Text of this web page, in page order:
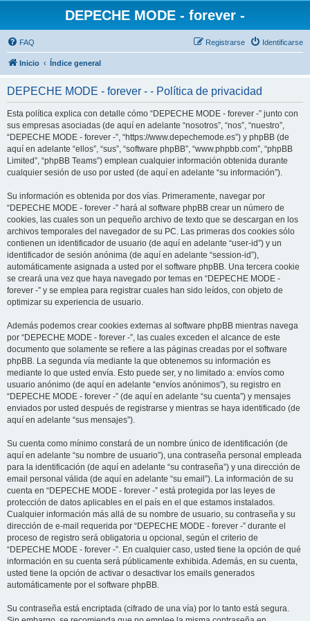
DEPECHE MODE - forever -
FAQ Identificarse
Registrarse
Inicio Índice general
DEPECHE MODE - forever - - Política de privacidad
Esta política explica con detalle cómo “DEPECHE MODE - forever -” junto con
sus empresas asociadas (de aquí en adelante “nosotros”, “nos”, “nuestro”,
“DEPECHE MODE - forever -”, “https://www.depechemode.es”) y phpBB (de
aquí en adelante “ellos”, “sus”, “software phpBB”, “www.phpbb.com”, “phpBB
Limited”, “phpBB Teams”) emplean cualquier información obtenida durante
cualquier sesión de uso por usted (de aquí en adelante “su información”).
Su información es obtenida por dos vías. Primeramente, navegar por
“DEPECHE MODE - forever -” hará al software phpBB crear un número de
cookies, las cuales son un pequeño archivo de texto que se descargan en los
archivos temporales del navegador de su PC. Las primeras dos cookies sólo
contienen un identificador de usuario (de aquí en adelante “user-id”) y un
identificador de sesión anónima (de aquí en adelante “session-id”),
automáticamente asignada a usted por el software phpBB. Una tercera cookie
se creará una vez que haya navegado por temas en “DEPECHE MODE -
forever -” y se emplea para registrar cuales han sido leídos, con objeto de
optimizar su experiencia de usuario.
Además podemos crear cookies externas al software phpBB mientras navega
por “DEPECHE MODE - forever -”, las cuales exceden el alcance de este
documento que solamente se refiere a las páginas creadas por el software
phpBB. La segunda vía mediante la que obtenemos su información es
mediante lo que usted envía. Esto puede ser, y no limitado a: envíos como
usuario anónimo (de aquí en adelante “envíos anónimos”), su registro en
“DEPECHE MODE - forever -” (de aquí en adelante “su cuenta”) y mensajes
enviados por usted después de registrarse y mientras se haya identificado (de
aquí en adelante “sus mensajes”).
Su cuenta como mínimo constará de un nombre único de identificación (de
aquí en adelante “su nombre de usuario”), una contraseña personal empleada
para la identificación (de aquí en adelante “su contraseña”) y una dirección de
email personal válida (de aquí en adelante “su email”). La información de su
cuenta en “DEPECHE MODE - forever -” está protegida por las leyes de
protección de datos aplicables en el país en el que estamos instalados.
Cualquier información más allá de su nombre de usuario, su contraseña y su
dirección de e-mail requerida por “DEPECHE MODE - forever -” durante el
proceso de registro será obligatoria u opcional, según el criterio de
“DEPECHE MODE - forever -”. En cualquier caso, usted tiene la opción de qué
información en su cuenta será públicamente exhibida. Además, en su cuenta,
usted tiene la opción de activar o desactivar los emails generados
automáticamente por el software phpBB.
Su contraseña está encriptada (cifrado de una vía) por lo tanto está segura.